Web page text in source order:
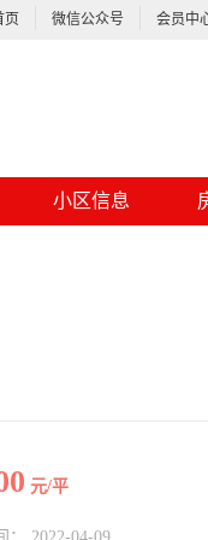
页 微信公众号 会员中
小区信息
元/平